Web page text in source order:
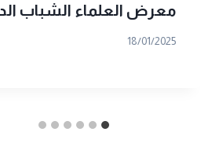
معرض العلماء الشباب
18/01/2025